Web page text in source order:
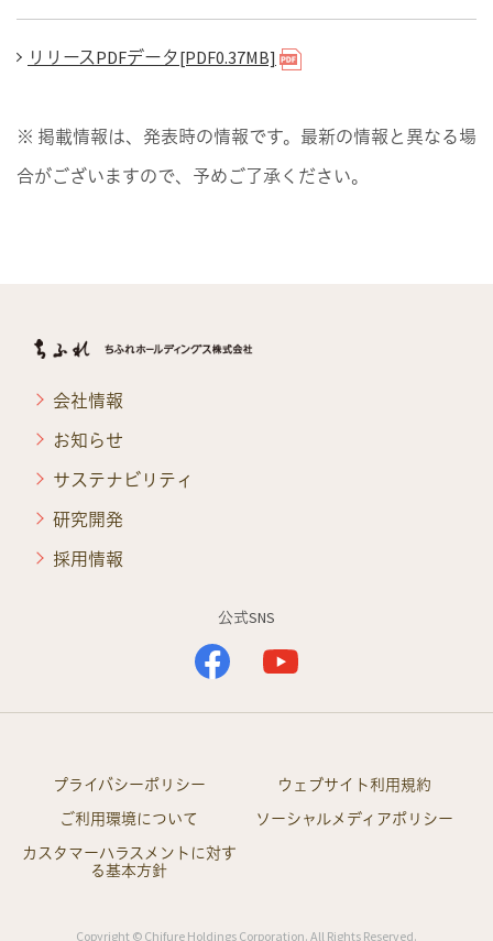
リリースPDFデータ[PDF0.37MB]
※ 掲載情報は、発表時の情報です。最新の情報と異なる場
合がございますので、予めご了承ください。
会社情報
お知らせ
サステナビリティ
研究開発
採用情報
公式SNS
プライバシーポリシー
ウェブサイト利用規約
ご利用環境について
ソーシャルメディアポリシー
カスタマーハラスメントに対す
る基本方針
Copyright © Chifure Holdings Corporation. All Rights Reserved.